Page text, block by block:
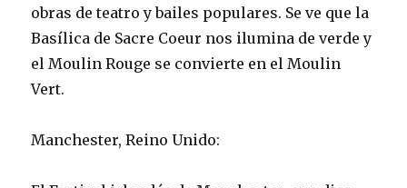
obras de teatro y bailes populares. Se ve que la
Basílica de Sacre Coeur nos ilumina de verde y
el Moulin Rouge se convierte en el Moulin
Vert.
Manchester, Reino Unido: